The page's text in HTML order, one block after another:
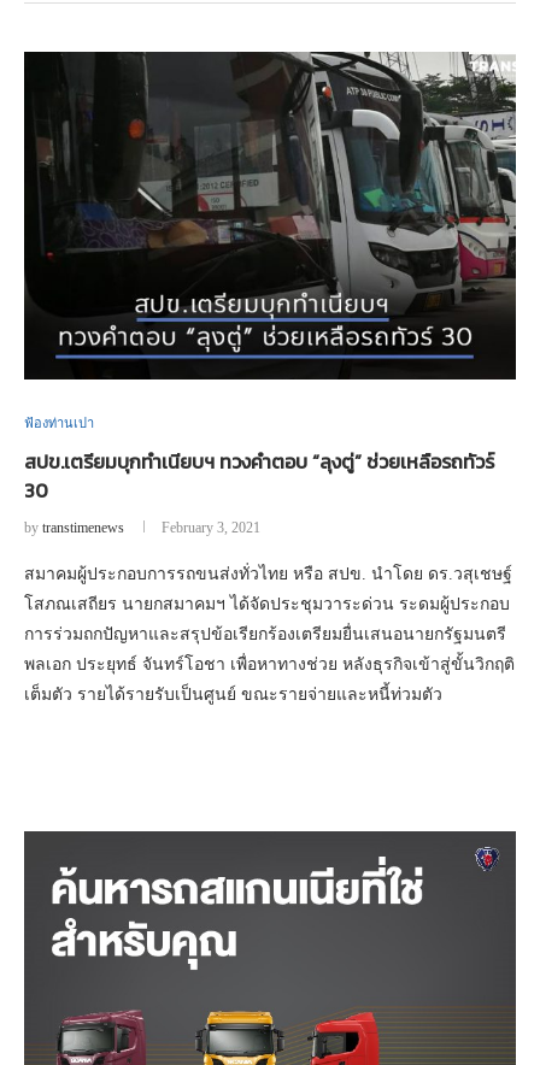
ฟ้องท่านเปา
สปข.เตรียมบุกทำเนียบฯ ทวงคำตอบ “ลุงตู่” ช่วยเหลือรถทัวร์
30
by transtimenews February 3, 2021
สมาคมผู้ประกอบการรถขนส่งทั่วไทย หรือ สปข. นำโดย ดร.วสุเชษฐ์
โสภณเสถียร นายกสมาคมฯ ได้จัดประชุมวาระด่วน ระดมผู้ประกอบ
การร่วมถกปัญหาและสรุปข้อเรียกร้องเตรียมยื่นเสนอนายกรัฐมนตรี
พลเอก ประยุทธ์ จันทร์โอชา เพื่อหาทางช่วย หลังธุรกิจเข้าสู่ขั้นวิกฤติ
เต็มตัว รายได้รายรับเป็นศูนย์ ขณะรายจ่ายและหนี้ท่วมตัว